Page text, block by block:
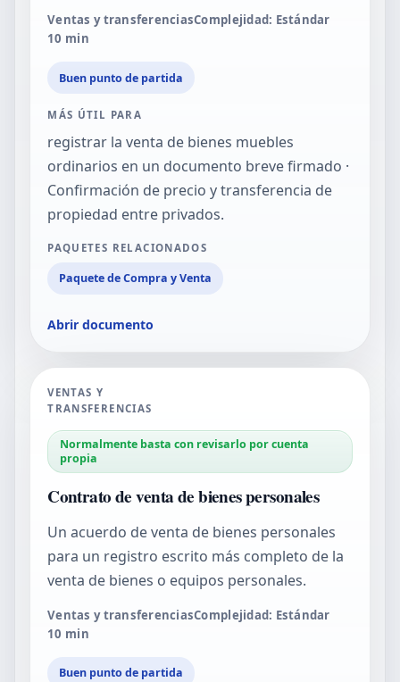
Ventas y transferenciasComplejidad: Estándar
10 min
Buen punto de partida
MÁS ÚTIL PARA
registrar la venta de bienes muebles
ordinarios en un documento breve firmado ·
Confirmación de precio y transferencia de
propiedad entre privados.
PAQUETES RELACIONADOS
Paquete de Compra y Venta
Abrir documento
VENTAS Y
TRANSFERENCIAS
Normalmente basta con revisarlo por cuenta
propia
Contrato de venta de bienes personales
Un acuerdo de venta de bienes personales
para un registro escrito más completo de la
venta de bienes o equipos personales.
Ventas y transferenciasComplejidad: Estándar
10 min
Buen punto de partida